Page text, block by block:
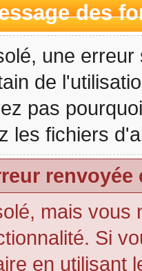
des
une
de
pas
les fichiers
renvoyée
mais vous
Si
en utilisant